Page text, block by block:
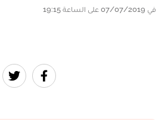
في 07/07/2019 على الساعة 19:15